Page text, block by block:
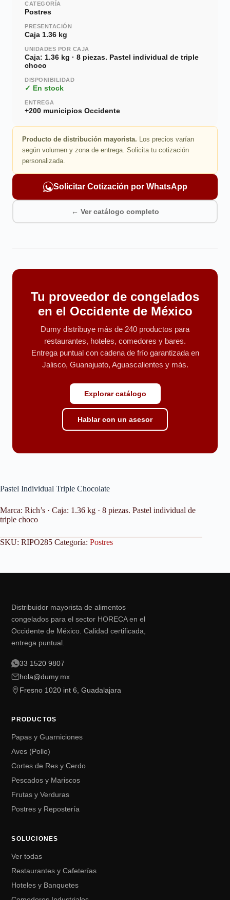
CATEGORÍA
Postres
PRESENTACIÓN
Caja 1.36 kg
UNIDADES POR CAJA
Caja: 1.36 kg · 8 piezas. Pastel individual de triple
choco
DISPONIBILIDAD
✓ En stock
ENTREGA
+200 municipios Occidente
Producto de distribución mayorista. Los precios varían
según volumen y zona de entrega. Solicita tu cotización
personalizada.
Solicitar Cotización por WhatsApp
← Ver catálogo completo
Tu proveedor de congelados
en el Occidente de México
Dumy distribuye más de 240 productos para
restaurantes, hoteles, comedores y bares.
Entrega puntual con cadena de frío garantizada en
Jalisco, Guanajuato, Aguascalientes y más.
Explorar catálogo
Hablar con un asesor
Pastel Individual Triple Chocolate
Marca: Rich’s · Caja: 1.36 kg · 8 piezas. Pastel individual de
triple choco
SKU: RIPO285 Categoría: Postres
Distribuidor mayorista de alimentos
congelados para el sector HORECA en el
Occidente de México. Calidad certificada,
entrega puntual.
33 1520 9807
hola@dumy.mx
Fresno 1020 int 6, Guadalajara
PRODUCTOS
Papas y Guarniciones
Aves (Pollo)
Cortes de Res y Cerdo
Pescados y Mariscos
Frutas y Verduras
Postres y Repostería
SOLUCIONES
Ver todas
Restaurantes y Cafeterías
Hoteles y Banquetes